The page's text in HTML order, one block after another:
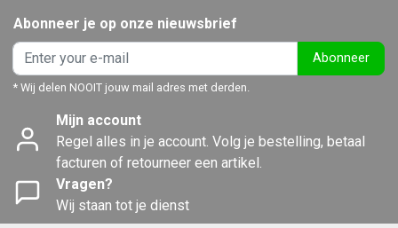
Abonneer je op onze nieuwsbrief
Abonneer
* Wij delen NOOIT jouw mail adres met derden.
Mijn account
Regel alles in je account. Volg je bestelling, betaal
facturen of retourneer een artikel.
Vragen?
Wij staan tot je dienst